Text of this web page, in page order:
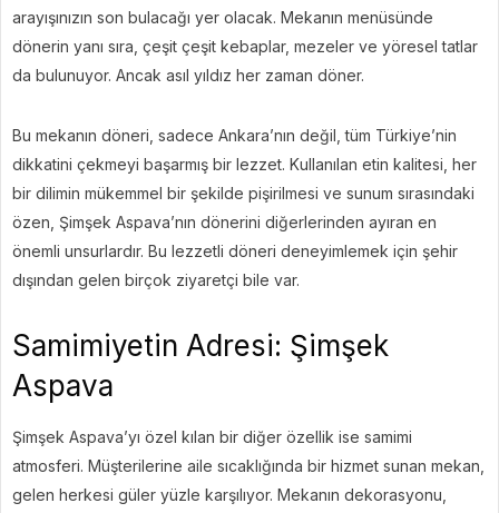
arayışınızın son bulacağı yer olacak. Mekanın menüsünde
dönerin yanı sıra, çeşit çeşit kebaplar, mezeler ve yöresel tatlar
da bulunuyor. Ancak asıl yıldız her zaman döner.
Bu mekanın döneri, sadece Ankara’nın değil, tüm Türkiye’nin
dikkatini çekmeyi başarmış bir lezzet. Kullanılan etin kalitesi, her
bir dilimin mükemmel bir şekilde pişirilmesi ve sunum sırasındaki
özen, Şimşek Aspava’nın dönerini diğerlerinden ayıran en
önemli unsurlardır. Bu lezzetli döneri deneyimlemek için şehir
dışından gelen birçok ziyaretçi bile var.
Samimiyetin Adresi: Şimşek
Aspava
Şimşek Aspava’yı özel kılan bir diğer özellik ise samimi
atmosferi. Müşterilerine aile sıcaklığında bir hizmet sunan mekan,
gelen herkesi güler yüzle karşılıyor. Mekanın dekorasyonu,